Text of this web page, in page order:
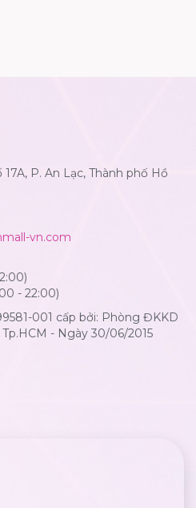
P. An Lạc, Thành phố Hồ
vn.com
- 22:00)
001 cấp bởi: Phòng ĐKKD
- Ngày 30/06/2015